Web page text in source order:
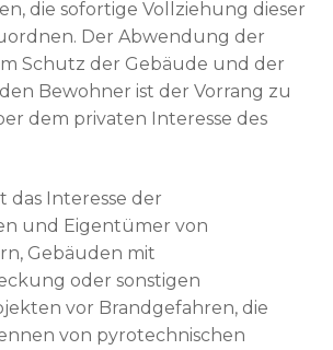
die sofortige Vollziehung dieser
Der Abwendung der
Schutz der Gebäude und der
Bewohner ist der Vorrang zu
dem privaten Interesse des
das Interesse der
und Eigentümer von
Gebäuden mit
oder sonstigen
vor Brandgefahren, die
von pyrotechnischen